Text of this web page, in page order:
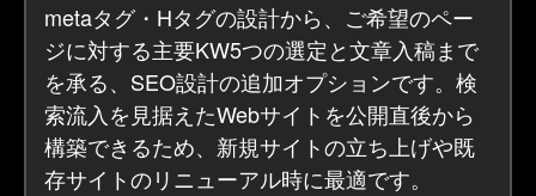
metaタグ・Hタグの設計から、ご希望のペー
ジに対する主要KW5つの選定と文章入稿まで
を承る、SEO設計の追加オプションです。検
索流入を見据えたWebサイトを公開直後から
構築できるため、新規サイトの立ち上げや既
存サイトのリニューアル時に最適です。